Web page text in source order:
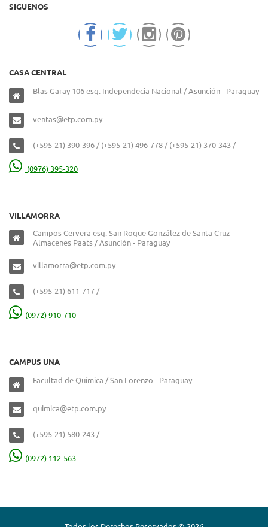
SIGUENOS
CASA CENTRAL
Blas Garay 106 esq. Independecia Nacional / Asunción - Paraguay
ventas@etp.com.py
(+595-21) 390-396 / (+595-21) 496-778 / (+595-21) 370-343 /
(0976) 395-320
VILLAMORRA
Campos Cervera esq. San Roque González de Santa Cruz –
Almacenes Paats / Asunción - Paraguay
villamorra@etp.com.py
(+595-21) 611-717 /
(0972) 910-710
CAMPUS UNA
Facultad de Química / San Lorenzo - Paraguay
quimica@etp.com.py
(+595-21) 580-243 /
(0972) 112-563